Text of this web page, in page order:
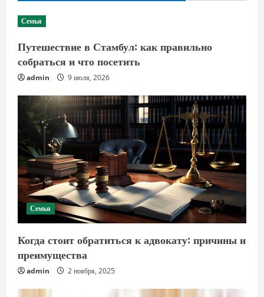
Семья
Путешествие в Стамбул: как правильно
собраться и что посетить
admin 9 июля, 2026
Семья
Когда стоит обратиться к адвокату: причины и
преимущества
admin 2 ноября, 2025